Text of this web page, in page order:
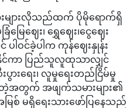
များလိုသည်ထက် ပိုမိုရောက်ရှိ
ြေဈေး၊ ရွှေဈေး၊ငွေဈေး
ဝင်ခဲ့ပါက ကုန်ဈေးနှုန်း
လာနိုင်ကာ ပြည်သူလူထုသာလျှင်
ားရေး၊ လူမှုရေးတည်ငြိမ်မှု
စ်တဲ့အတွက် အဖျက်သမားများ၏
ြစ် မရှိရေးသားဖော်ပြနေသည်